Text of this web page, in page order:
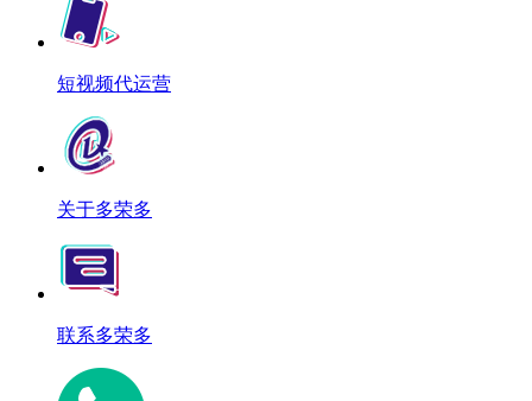
短视频代运营
关于多荣多
联系多荣多